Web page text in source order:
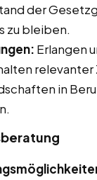
der
zu bleiben.
Erlangen
in